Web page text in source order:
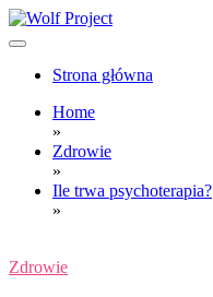
Skip
to
Wolf Project
Strona główna
Home
»
Zdrowie
»
Ile trwa psychoterapia?
»
Zdrowie